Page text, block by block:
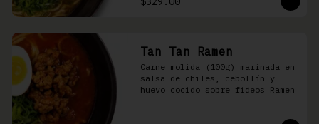
Tan Tan Ramen
Carne molida (100g) marinada en
salsa de chiles, cebollín y
huevo cocido sobre fideos Ramen